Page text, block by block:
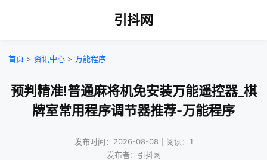
引抖网
首页 > 资讯中心 > 万能程序
预判精准!普通麻将机免安装万能遥控器_棋
牌室常用程序调节器推荐-万能程序
发布时间：2026-08-08｜阅读：1
发布者：引抖网